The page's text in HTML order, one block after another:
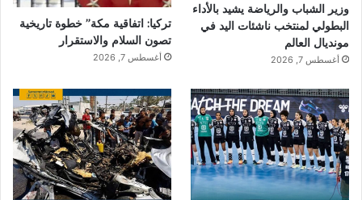
وزير الشباب والرياضة يشيد بالأداء
البطولي لمنتخب ناشئات اليد في
مونديال العالم
أغسطس 7, 2026
تركيا: اتفاقية مكة” خطوة تاريخية
تصون السلام والاستقرار
أغسطس 7, 2026